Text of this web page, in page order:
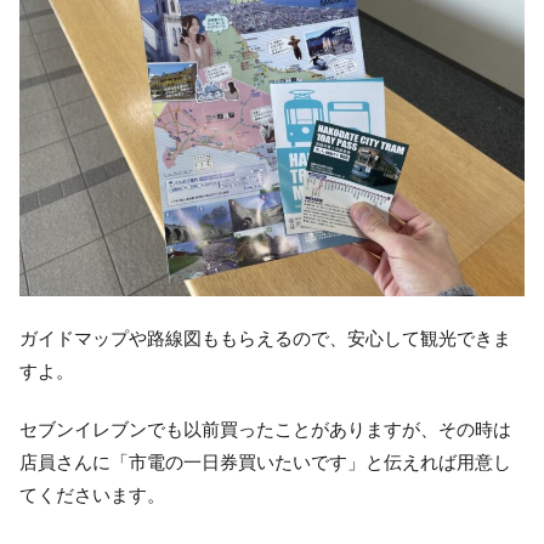
ガイドマップや路線図ももらえるので、安心して観光できま
すよ。
セブンイレブンでも以前買ったことがありますが、その時は
店員さんに「市電の一日券買いたいです」と伝えれば用意し
てくださいます。